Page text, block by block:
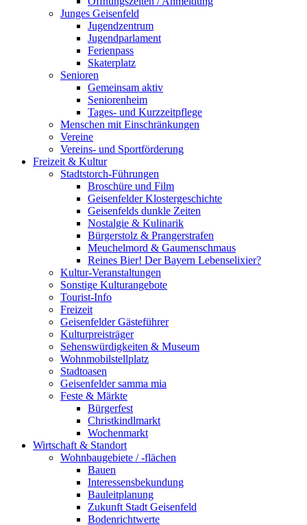
Junges Geisenfeld
Jugendzentrum
Jugendparlament
Ferienpass
Skaterplatz
Senioren
Gemeinsam aktiv
Seniorenheim
Tages- und Kurzzeitpflege
Menschen mit Einschränkungen
Vereine
Vereins- und Sportförderung
Freizeit & Kultur
Stadtstorch-Führungen
Broschüre und Film
Geisenfelder Klostergeschichte
Geisenfelds dunkle Zeiten
Nostalgie & Kulinarik
Bürgerstolz & Prangerstrafen
Meuchelmord & Gaumenschmaus
Reines Bier! Der Bayern Lebenselixier?
Kultur-Veranstaltungen
Sonstige Kulturangebote
Tourist-Info
Freizeit
Geisenfelder Gästeführer
Kulturpreisträger
Sehenswürdigkeiten & Museum
Wohnmobilstellplatz
Stadtoasen
Geisenfelder samma mia
Feste & Märkte
Bürgerfest
Christkindlmarkt
Wochenmarkt
Wirtschaft & Standort
Wohnbaugebiete / -flächen
Bauen
Interessensbekundung
Bauleitplanung
Zukunft Stadt Geisenfeld
Bodenrichtwerte